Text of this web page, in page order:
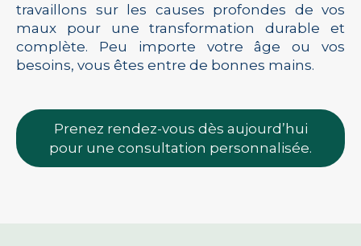
travaillons sur les causes profondes de vos
maux pour une transformation durable et
complète. Peu importe votre âge ou vos
besoins, vous êtes entre de bonnes mains.
Prenez rendez-vous dès aujourd’hui
pour une consultation personnalisée.